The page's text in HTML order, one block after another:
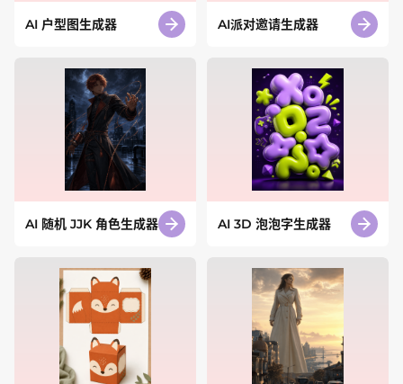
AI 户型图生成器 AI派对邀请生成器
AI 随机 JJK 角色生成器 AI 3D 泡泡字生成器